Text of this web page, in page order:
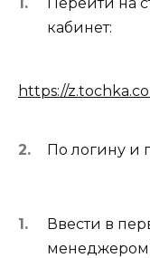
кабинет:
https://
По логину и
Ввести в